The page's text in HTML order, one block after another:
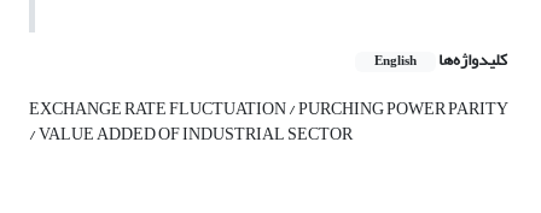
کلیدواژه‌ها English
EXCHANGE RATE FLUCTUATION / PURCHING POWER PARITY
/ VALUE ADDED OF INDUSTRIAL SECTOR